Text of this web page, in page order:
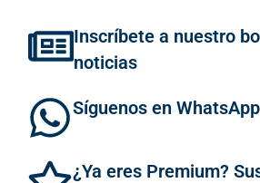
Inscríbete a nuestro
noticias
Síguenos en
¿Ya eres Premium?